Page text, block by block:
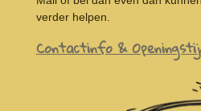
verder helpen.
Contactinfo &